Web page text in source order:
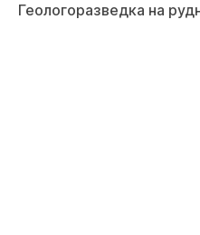
Геологоразведка на